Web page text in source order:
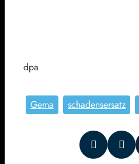
dpa
Gema schadensersatz